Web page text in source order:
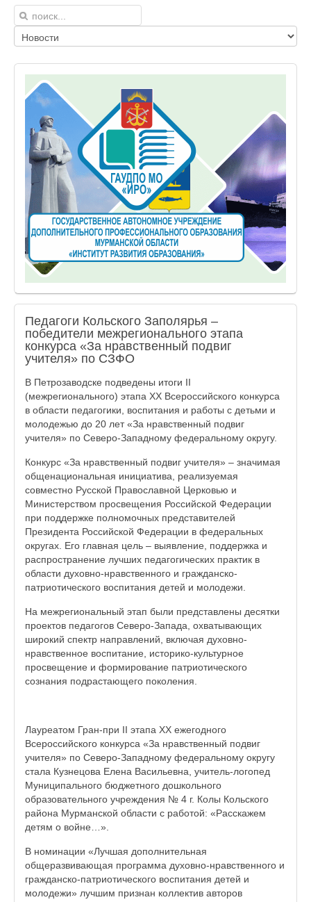
Педагоги Кольского Заполярья –
победители межрегионального этапа
конкурса «За нравственный подвиг
учителя» по СЗФО
В Петрозаводске подведены итоги II
(межрегионального) этапа XX Всероссийского конкурса
в области педагогики, воспитания и работы с детьми и
молодежью до 20 лет «За нравственный подвиг
учителя» по Северо-Западному федеральному округу.
Конкурс «За нравственный подвиг учителя» – значимая
общенациональная инициатива, реализуемая
совместно Русской Православной Церковью и
Министерством просвещения Российской Федерации
при поддержке полномочных представителей
Президента Российской Федерации в федеральных
округах. Его главная цель – выявление, поддержка и
распространение лучших педагогических практик в
области духовно-нравственного и гражданско-
патриотического воспитания детей и молодежи.
На межрегиональный этап были представлены десятки
проектов педагогов Северо-Запада, охватывающих
широкий спектр направлений, включая духовно-
нравственное воспитание, историко-культурное
просвещение и формирование патриотического
сознания подрастающего поколения.
Лауреатом Гран-при II этапа XX ежегодного
Всероссийского конкурса «За нравственный подвиг
учителя» по Северо-Западному федеральному округу
стала Кузнецова Елена Васильевна, учитель-логопед
Муниципального бюджетного дошкольного
образовательного учреждения № 4 г. Колы Кольского
района Мурманской области с работой: «Расскажем
детям о войне…».
В номинации «Лучшая дополнительная
общеразвивающая программа духовно-нравственного и
гражданско-патриотического воспитания детей и
молодежи» лучшим признан коллектив авторов